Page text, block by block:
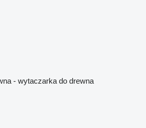
- wytaczarka do drewna